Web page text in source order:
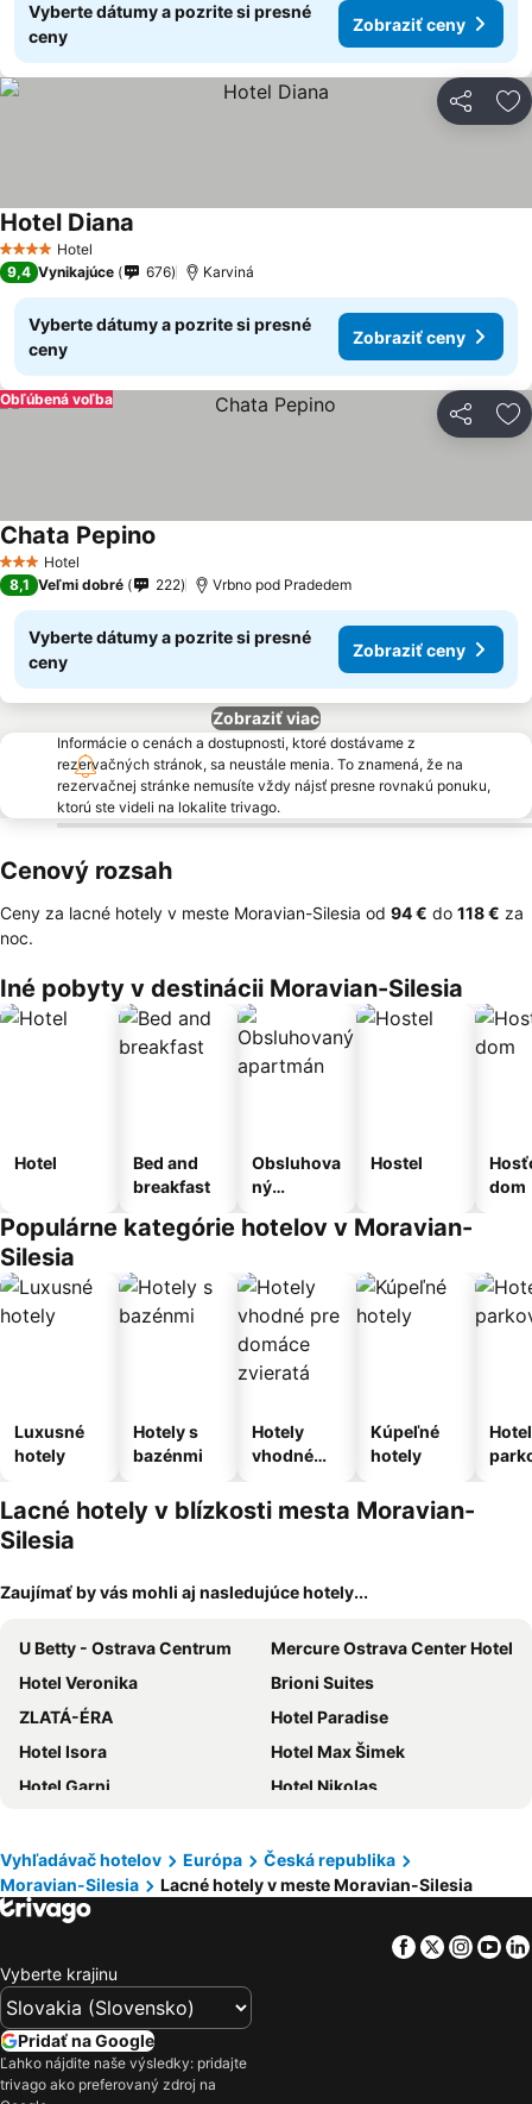
Vyberte dátumy a pozrite si presné
ceny
Zobraziť ceny
Zdieľať
4 Počet hviezdičiek
Hotel
Hotel Diana
9,4 Vynikajúce 676 Karviná
Vyberte dátumy a pozrite si presné
ceny
Zobraziť ceny
Zdieľať
Obľúbená voľba
3 Počet hviezdičiek
Hotel
Chata Pepino
8,1 Veľmi dobré 222 Vrbno pod Pradedem
Vyberte dátumy a pozrite si presné
ceny
Zobraziť ceny
Zobraziť viac
Informácie o cenách a dostupnosti, ktoré dostávame z
rezervačných stránok, sa neustále menia. To znamená, že na
rezervačnej stránke nemusíte vždy nájsť presne rovnakú ponuku,
ktorú ste videli na lokalite trivago.
Cenový rozsah
Ceny za lacné hotely v meste Moravian-Silesia od ‎94 € do ‎118 € za
noc.
Iné pobyty v destinácii Moravian-Silesia
Hotel
Bed and
breakfast
Obsluhova
ný
Hostel
dom
Populárne kategórie hotelov v Moravian-
Silesia
Luxusné
hotely
Hotely s
bazénmi
Hotely
vhodné
domáce
zvieratá
Kúpeľné
hotely
Lacné hotely v blízkosti mesta Moravian-
Silesia
Zaujímať by vás mohli aj nasledujúce hotely...
U Betty - Ostrava Centrum
Mercure Ostrava Center Hotel
Hotel Veronika
Brioni Suites
ZLATÁ-ÉRA
Hotel Paradise
Hotel Isora
Hotel Max Šimek
Hotel Garni
Hotel Nikolas
Wellness Hotel Ondrášův dvůr
Imperial Hotel Ostrava
Clarion Congress Hotel Ostrava
Best Western Hotel Vista
Hotel Maria
Wellness Hotel Bahenec
Hotel Richtr
Lowcost Hotel Ostrava
Wellness Hotel Pod Kycmolem
Hotel Kamzik
Vyhľadávač hotelov Európa
Česká republika
Moravian-Silesia
Lacné hotely v meste Moravian-Silesia
Facebook
Twitter
Vyberte krajinu
Pridať na Google
Ľahko nájdite naše výsledky: pridajte
trivago ako preferovaný zdroj na